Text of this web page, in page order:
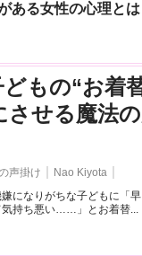
ある女性の心理とは
もの“お着
せる魔法
声掛け
Nao Kiyota
になりがちな子どもに「
気持ち悪い……」とお着替...